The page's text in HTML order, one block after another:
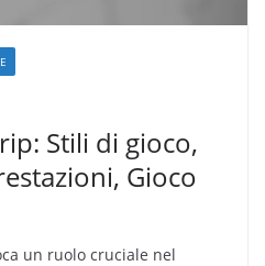
Stili di gioco,
Gioco
un ruolo cruciale nel